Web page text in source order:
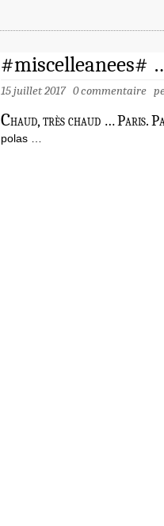
#miscelleanees#
15 juillet 2017 0 commentaire
Chaud, très chaud … Paris.
polas …